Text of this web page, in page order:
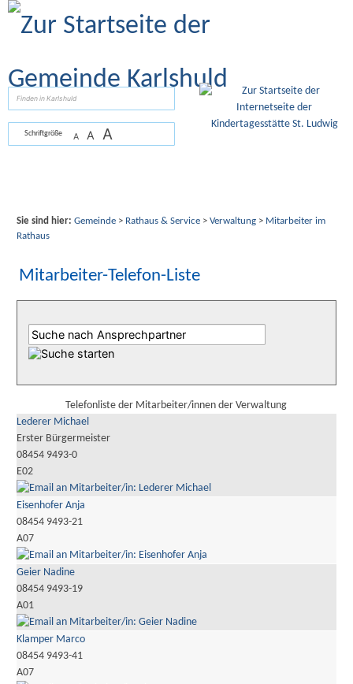
Zum Inhalt
Schriftgröße A A A
Sie sind hier: Gemeinde> Rathaus & Service> Verwaltung> Mitarbeiter im
Rathaus
Mitarbeiter-Telefon-Liste
Telefonliste der Mitarbeiter/innen der Verwaltung
Lederer Michael
Erster Bürgermeister
08454 9493-0
E02
Eisenhofer Anja
08454 9493-21
A07
Geier Nadine
08454 9493-19
A01
Klamper Marco
08454 9493-41
A07